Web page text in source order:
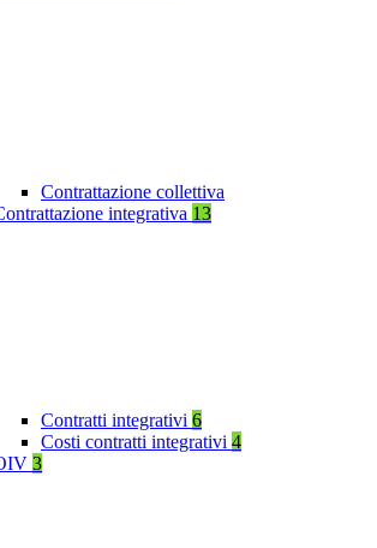
Contrattazione collettiva
integrativa 13
Contratti integrativi 6
Costi contratti integrativi 4
3